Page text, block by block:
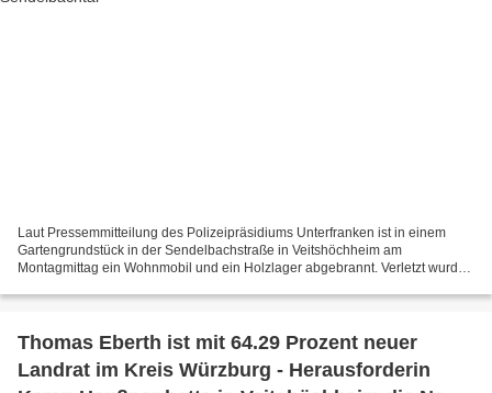
Laut Pressemmitteilung des Polizeipräsidiums Unterfranken ist in einem
Gartengrundstück in der Sendelbachstraße in Veitshöchheim am
Montagmittag ein Wohnmobil und ein Holzlager abgebrannt. Verletzt wurde
Thomas Eberth ist mit 64.29 Prozent neuer
Landrat im Kreis Würzburg - Herausforderin